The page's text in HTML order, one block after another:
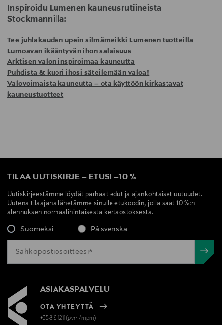
Inspiroidu Lumenen kauneusrutiineista
Stockmannilla:
Tee juhlakauden upein silmämeikki Lumenen tuotteilla
Lumoavan ikääntyvän ihon salaisuus
Arktisen valon inspiroimaa kauneutta
Puhdista & kuori ihosi säteilemään valoa!
Valovoimaista kauneutta – ota käyttöön kirkastavat
kauneustuotteet
TILAA UUTISKIRJE – ETUSI –10 %
Uutiskirjeestämme löydät parhaat edut ja ajankohtaiset uutuudet.
Uutena tilaajana lähetämme sinulle etukoodin, jolla saat 10 %:n
alennuksen normaalihintaisesta kertaostoksesta.
Suomeksi På svenska
ASIAKASPALVELU
OTA YHTEYTTÄ
+358 9 1211(pvm/mpm)